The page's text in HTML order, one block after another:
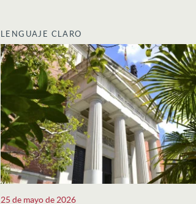
LENGUAJE CLARO
25 de mayo de 2026